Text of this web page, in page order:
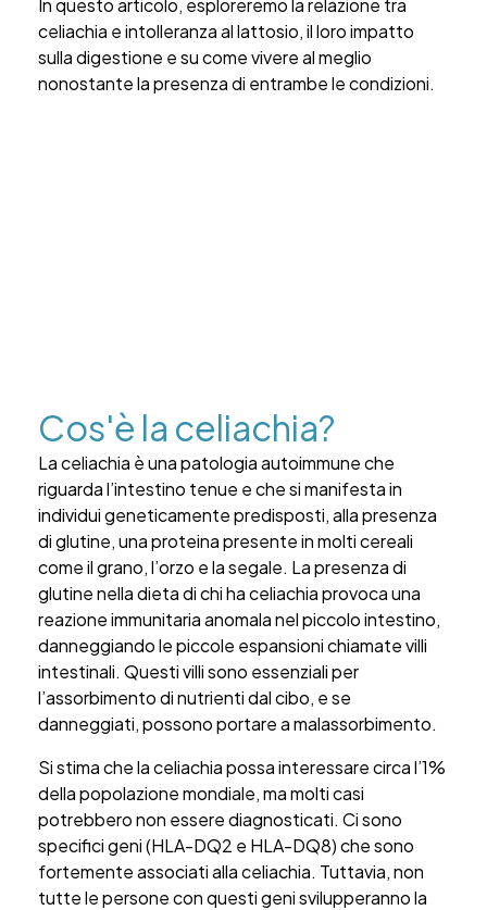
In questo articolo, esploreremo la relazione tra
celiachia e intolleranza al lattosio, il loro impatto
sulla digestione e su come vivere al meglio
nonostante la presenza di entrambe le condizioni.
Cos'è la celiachia?
La celiachia è una patologia autoimmune che
riguarda l’intestino tenue e che si manifesta in
individui geneticamente predisposti, alla presenza
di glutine, una proteina presente in molti cereali
come il grano, l’orzo e la segale. La presenza di
glutine nella dieta di chi ha celiachia provoca una
reazione immunitaria anomala nel piccolo intestino,
danneggiando le piccole espansioni chiamate villi
intestinali. Questi villi sono essenziali per
l’assorbimento di nutrienti dal cibo, e se
danneggiati, possono portare a malassorbimento.
Si stima che la celiachia possa interessare circa l’1%
della popolazione mondiale, ma molti casi
potrebbero non essere diagnosticati. Ci sono
specifici geni (HLA-DQ2 e HLA-DQ8) che sono
fortemente associati alla celiachia. Tuttavia, non
tutte le persone con questi geni svilupperanno la